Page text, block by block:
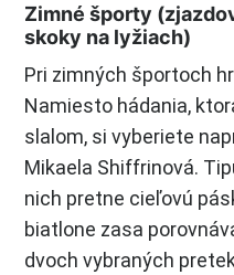
Zimné športy
skoky na lyžiach)
Pri zimných športoch
Namiesto hádania,
slalom, si vyberiete
Mikaela Shiffrinová.
nich pretne cieľovú
biatlone zasa
dvoch vybraných